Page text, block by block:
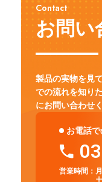
Contact
お問い
製品の実物を見
での流れを知り
にお問い合わせ
お電話
営業時間：